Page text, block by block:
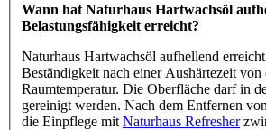
Wann hat Naturhaus Hartwachsöl
Belastungsfähigkeit erreicht?
Naturhaus Hartwachsöl aufhellend
Beständigkeit nach einer Aushärtezeit von
Raumtemperatur. Die Oberfläche darf in
gereinigt werden. Nach dem Entfernen
die Einpflege mit Naturhaus Refresher